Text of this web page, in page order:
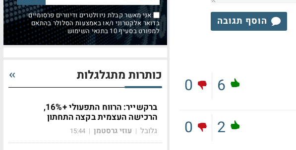
הוסף תגובה
6
0
2
0
אני מאשר קבלת ניוזלטרים ודיוורים פרסומיים
בדואר אלקטרוני ו/או באמצעות הסלולר בהתאם
למפורט בסעיף 10 בתנאי השימוש
כותרות מתגלגלות
ברקשייר: הרווח התפעולי +16%,
הרכישה העצמית בקצה התחתון
גלובל | עוזי גרסטמן |
15:44